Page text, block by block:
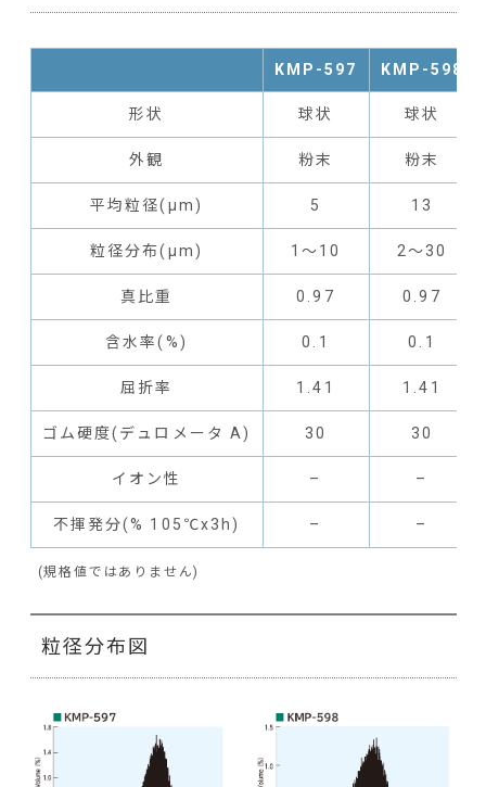
KMP-597 KMP-598
形状 球状 球状
外観 粉末 粉末
平均粒径(μm) 5 13
粒径分布(μm) 1～10 2～30
真比重 0.97 0.97
含水率(%) 0.1 0.1
屈折率 1.41 1.41
ゴム硬度(デュロメータ A) 30 30
イオン性 – –
不揮発分(% 105℃x3h) – –
(規格値ではありません)
粒径分布図